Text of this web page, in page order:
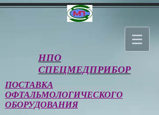
НПО
СПЕЦМЕДПРИБОР
ПОСТАВКА
ОФТАЛЬМОЛОГИЧЕСКОГО
ОБОРУДОВАНИЯ